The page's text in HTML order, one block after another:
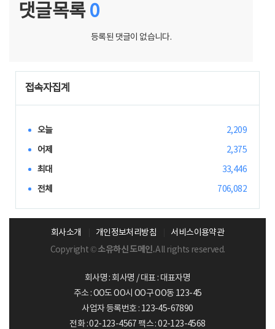
댓글목록 0
등록된 댓글이 없습니다.
접속자집계
오늘
2,209
어제
2,375
최대
33,446
전체
706,082
회사소개 개인정보처리방침
서비스이용약관
Copyright ©소유하신 도메인.All rights reserved.
회사명 : 회사명 / 대표 : 대표자명
주소 : OO도 OO시 OO구 OO동 123-45
사업자 등록번호 : 123-45-67890
전화 : 02-123-4567 팩스 : 02-123-4568